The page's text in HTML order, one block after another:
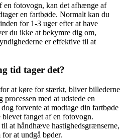
en fotovogn, kan det afhænge af
en fartbøde. Normalt kan du
for 1-3 uger efter at have
du ikke at bekymre dig om,
er effektive til at
tid tager det?
at køre for stærkt, bliver billederne
med at udstede en
forvente at modtage din fartbøde
fanget af en fotovogn.
at håndhæve hastighedsgrænserne,
for at undgå bøder.